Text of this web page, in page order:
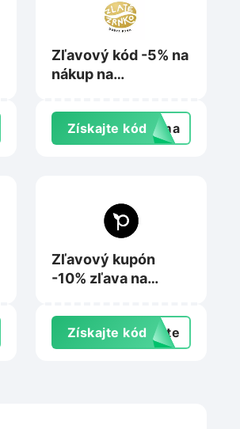
Zľavový kód -5% na
nákup na
Získajte kóddoma
Zľavový kupón
-10% zľava na
Pepperfield.sk
Získajte kód exte